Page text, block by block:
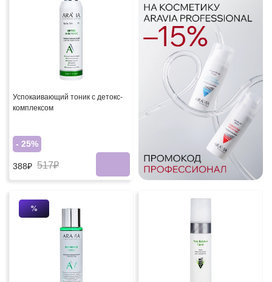
Успокаивающий тоник с детокс-
комплексом
- 25%
388₽ 517₽
%